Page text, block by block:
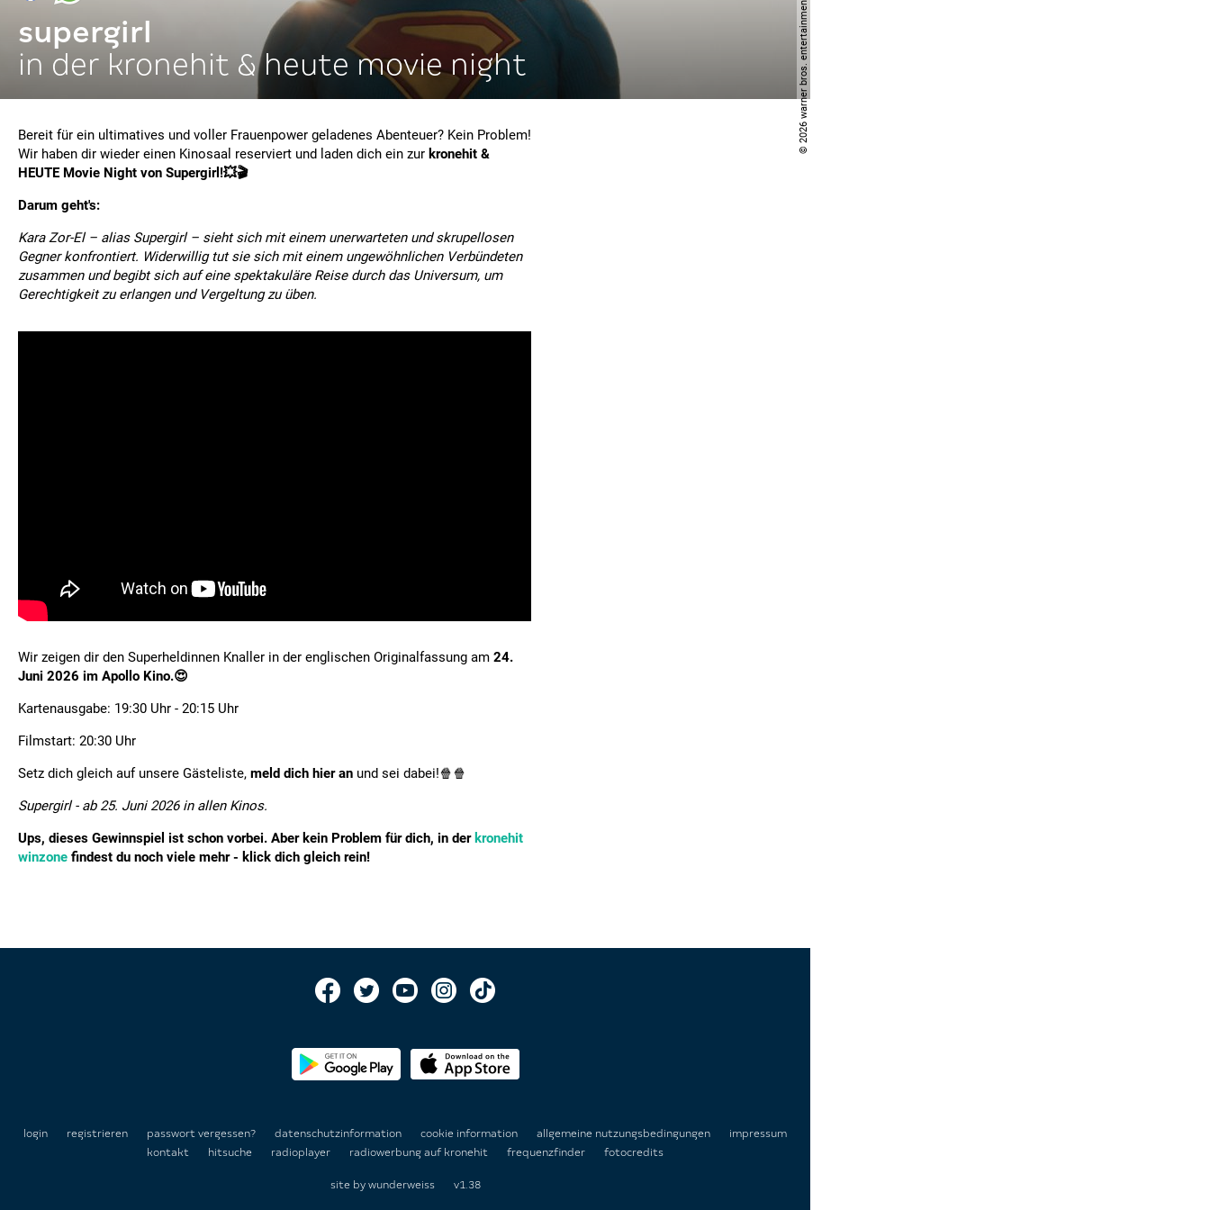
supergirl
in der kronehit & heute movie night
Bereit für ein ultimatives und voller Frauenpower geladenes Abenteuer? Kein Problem!
Wir haben dir wieder einen Kinosaal reserviert und laden dich ein zur kronehit &
HEUTE Movie Night von Supergirl!💥🎬
Darum geht's:
Kara Zor-El – alias Supergirl – sieht sich mit einem unerwarteten und skrupellosen
Gegner konfrontiert. Widerwillig tut sie sich mit einem ungewöhnlichen Verbündeten
zusammen und begibt sich auf eine spektakuläre Reise durch das Universum, um
Gerechtigkeit zu erlangen und Vergeltung zu üben.
Wir zeigen dir den Superheldinnen Knaller in der englischen Originalfassung am 24.
Juni 2026 im Apollo Kino.😍
Kartenausgabe: 19:30 Uhr - 20:15 Uhr
Filmstart: 20:30 Uhr
Setz dich gleich auf unsere Gästeliste, meld dich hier an und sei dabei!🍿🍿
Supergirl - ab 25. Juni 2026 in allen Kinos.
Ups, dieses Gewinnspiel ist schon vorbei. Aber kein Problem für dich, in der kronehit
winzone findest du noch viele mehr - klick dich gleich rein!
login registrieren passwort vergessen? datenschutzinformation cookie information allgemeine nutzungsbedingungen
impressum
kontakt
hitsuche radioplayer radiowerbung auf kronehit frequenzfinder fotocredits
site by wunderweiss v1.38